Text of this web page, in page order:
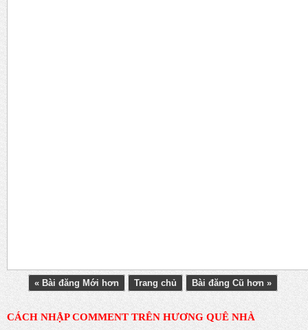
« Bài đăng Mới hơn Trang chủ Bài đăng Cũ hơn »
CÁCH NHẬP COMMENT TRÊN HƯƠNG QUÊ NHÀ